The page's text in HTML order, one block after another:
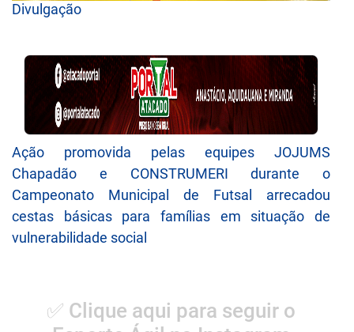
Divulgação
Ação promovida pelas equipes JOJUMS
Chapadão e CONSTRUMERI durante o
Campeonato Municipal de Futsal arrecadou
cestas básicas para famílias em situação de
vulnerabilidade social
✅ Clique aqui para seguir o